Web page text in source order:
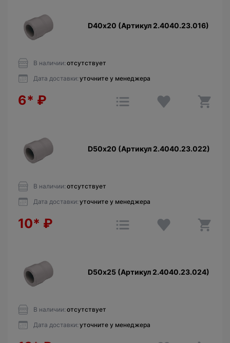
D40х20 (Артикул 2.4040.23.016)
В наличии: отсутствует
Дата доставки: уточните у менеджера
6* ₽
D50х20 (Артикул 2.4040.23.022)
В наличии: отсутствует
Дата доставки: уточните у менеджера
10* ₽
D50х25 (Артикул 2.4040.23.024)
В наличии: отсутствует
Дата доставки: уточните у менеджера